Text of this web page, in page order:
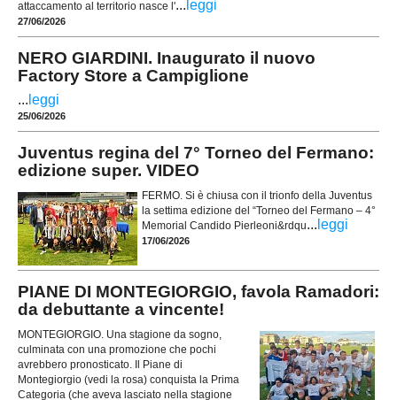
attaccamento al territorio nasce l'... leggi
27/06/2026
NERO GIARDINI. Inaugurato il nuovo
Factory Store a Campiglione
... leggi
25/06/2026
Juventus regina del 7° Torneo del Fermano:
edizione super. VIDEO
FERMO. Si è chiusa con il trionfo della Juventus
la settima edizione del “Torneo del Fermano – 4°
Memorial Candido Pierleoni&rdqu... leggi
17/06/2026
PIANE DI MONTEGIORGIO, favola Ramadori:
da debuttante a vincente!
MONTEGIORGIO. Una stagione da sogno,
culminata con una promozione che pochi
avrebbero pronosticato. Il Piane di
Montegiorgio (vedi la rosa) conquista la Prima
Categoria (che aveva lasciato nella stagione